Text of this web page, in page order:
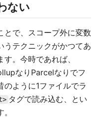
ない
とで、スコープ外に変数
うテクニックがかつてあ
。今時であれば、
なりParcelなりでフ
のように1ファイルでラ
タグで読み込む、とい